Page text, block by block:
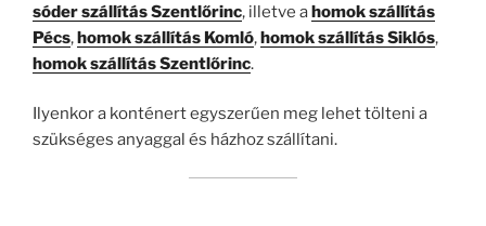
sóder szállítás Szentlőrinc, illetve ahomok szállítás
Pécs,homok szállítás Komló,homok szállítás Siklós,
homok szállítás Szentlőrinc.
Ilyenkor a konténert egyszerűen meg lehet tölteni a
szükséges anyaggal és házhoz szállítani.